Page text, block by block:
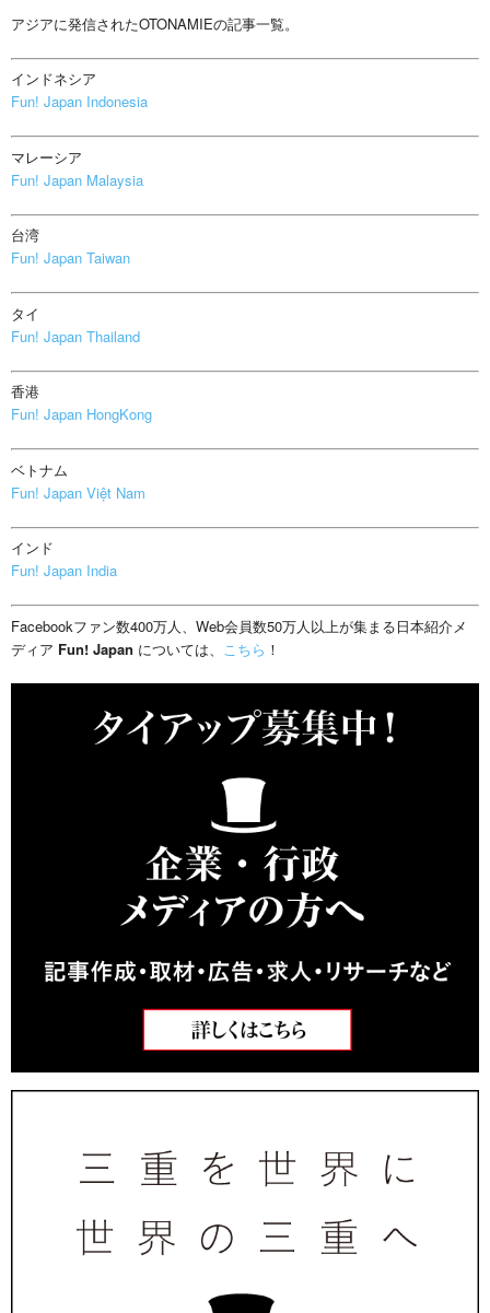
アジアに発信されたOTONAMIEの記事一覧。
インドネシア
Fun! Japan Indonesia
マレーシア
Fun! Japan Malaysia
台湾
Fun! Japan Taiwan
タイ
Fun! Japan Thailand
香港
Fun! Japan HongKong
ベトナム
Fun! Japan Việt Nam
インド
Fun! Japan India
Facebookファン数400万人、Web会員数50万人以上が集まる日本紹介メ
ディア Fun! Japan については、 こちら ！